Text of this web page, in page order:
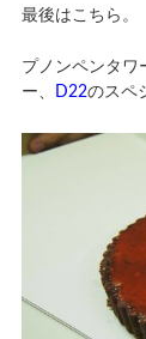
最後はこちら。
プノンペンタワ
ー、
D22のスペ